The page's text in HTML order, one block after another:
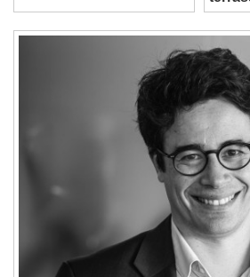
Chapters
Descriptions
descriptions off,
subtitles settings,
settings dialog
subtitles off, selected
Audio Track